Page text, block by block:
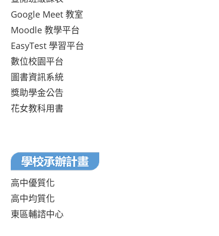
Google Meet 教室
Moodle 教學平台
EasyTest 學習平台
數位校園平台
圖書資訊系統
獎助學金公告
花女教科用書
高中優質化
高中均質化
東區輔諮中心